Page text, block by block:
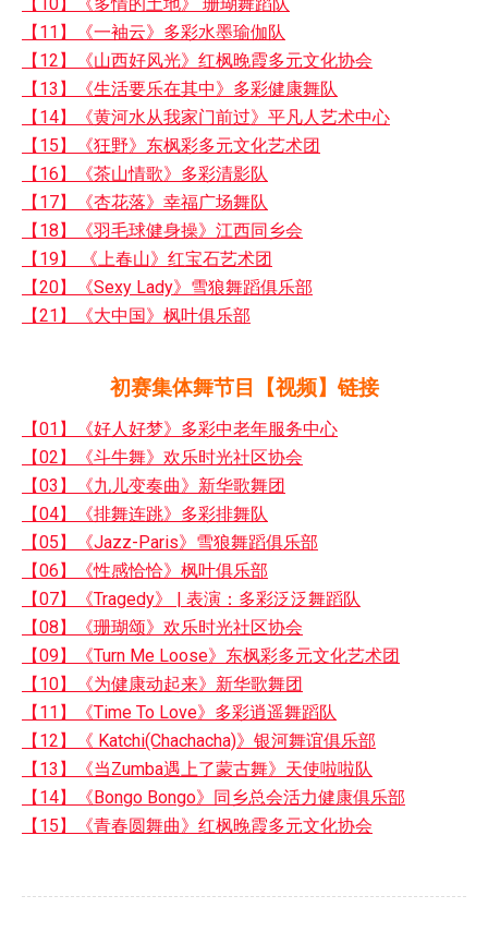
【11】《一袖云》多彩水墨瑜伽队
【12】《山西好风光》红枫晚霞多元文化协会
【13】《生活要乐在其中》多彩健康舞队
【14】《黄河水从我家门前过》平凡人艺术中心
【15】《狂野》东枫彩多元文化艺术团
【16】《茶山情歌》多彩清影队
【17】《杏花落》幸福广场舞队
【18】《羽毛球健身操》江西同乡会
【19】 《上春山》红宝石艺术团
【20】《Sexy Lady》雪狼舞蹈俱乐部
【21】《大中国》枫叶俱乐部
初赛集体舞节目【视频】链接
【01】《好人好梦》多彩中老年服务中心
【02】《斗牛舞》欢乐时光社区协会
【03】《九儿变奏曲》新华歌舞团
【04】《排舞连跳》多彩排舞队
【05】《Jazz-Paris》雪狼舞蹈俱乐部
【06】《性感恰恰》枫叶俱乐部
【07】《Tragedy》 | 表演：多彩泛泛舞蹈队
【08】《珊瑚颂》欢乐时光社区协会
【09】《Turn Me Loose》东枫彩多元文化艺术团
【10】《为健康动起来》新华歌舞团
【11】《Time To Love》多彩逍遥舞蹈队
【12】《 Katchi(Chachacha)》银河舞谊俱乐部
【13】《当Zumba遇上了蒙古舞》天使啦啦队
【14】《Bongo Bongo》同乡总会活力健康俱乐部
【15】《青春圆舞曲》红枫晚霞多元文化协会